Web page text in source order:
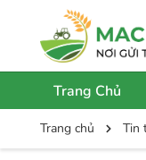
Trang Chủ
Trang chủ Tin